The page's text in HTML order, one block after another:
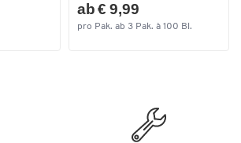
ab € 9,99
pro Pak. ab 3 Pak. à 100 Bl.